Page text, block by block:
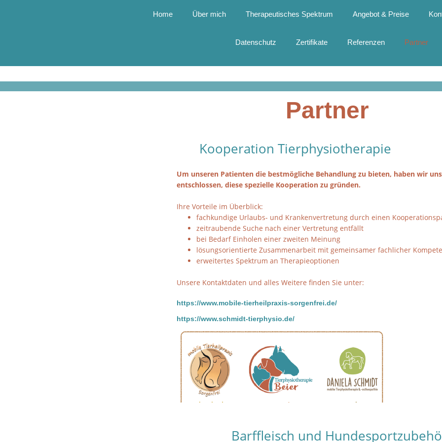
Home Über mich Therapeutisches Spektrum Angebot & Preise
Datenschutz Zertifikate Referenzen Partner
Partner
Kooperation Tierphysiotherapie
Um unseren Patienten die bestmögliche Behandlung zu bieten, haben wir
entschlossen, diese spezielle Kooperation zu gründen.
Ihre Vorteile im Überblick:
fachkundige Urlaubs- und Krankenvertretung durch einen
zeitraubende Suche nach einer Vertretung entfällt
bei Bedarf Einholen einer zweiten Meinung
lösungsorientierte Zusammenarbeit mit gemeinsamer fachlicher
erweitertes Spektrum an Therapieoptionen
Unsere Kontaktdaten und alles Weitere finden Sie unter:
https://www.mobile-tierheilpraxis-sorgenfrei.de/
https://www.schmidt-tierphysio.de/
Barffleisch und